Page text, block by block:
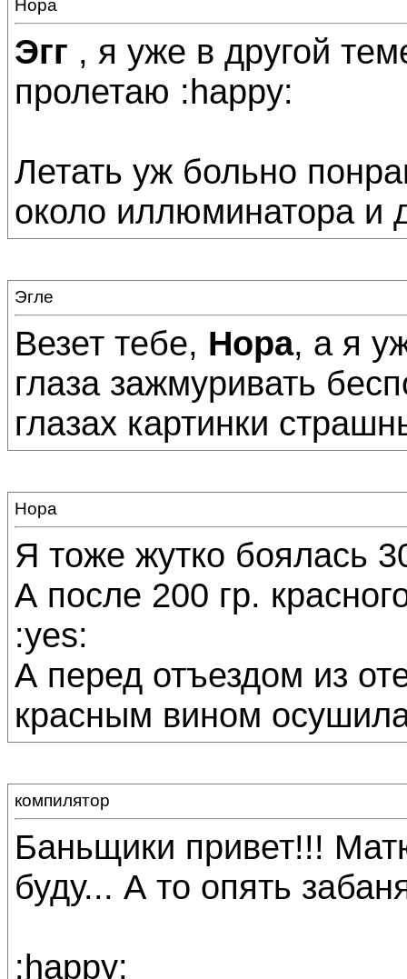
Нора
Эгг , я уже в другой
пролетаю :happy:
Летать уж больно
около иллюминатора и
Эгле
Везет тебе, Нора, а я
глаза зажмуривать
глазах картинки
Нора
Я тоже жутко боялась
А после 200 гр.
:yes:
А перед отъездом из
красным вином
компилятор
Баньщики привет!!!
буду... А то опять
:happy: